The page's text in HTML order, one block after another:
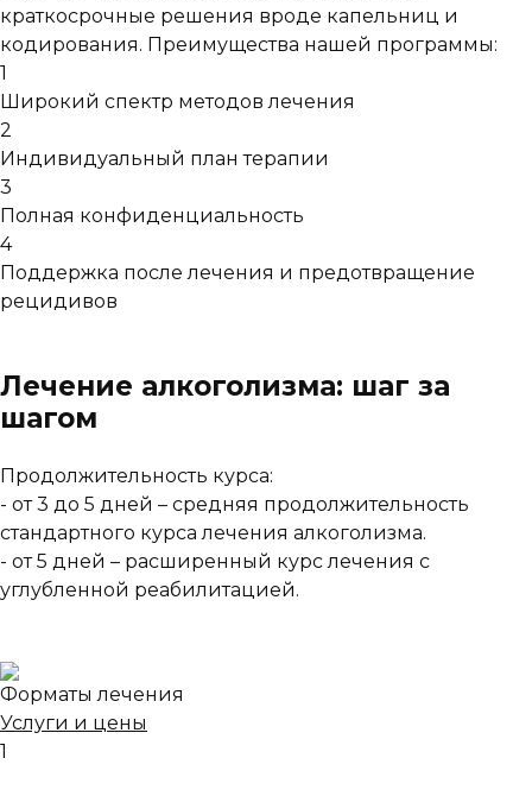
краткосрочные решения вроде капельниц и
кодирования. Преимущества нашей программы:
1
Широкий спектр методов лечения
2
Индивидуальный план терапии
3
Полная конфиденциальность
4
Поддержка после лечения и предотвращение
рецидивов
Лечение алкоголизма: шаг за
шагом
Продолжительность курса:
- от 3 до 5 дней – средняя продолжительность
стандартного курса лечения алкоголизма.
- от 5 дней – расширенный курс лечения с
углубленной реабилитацией.
Форматы лечения
Услуги и цены
1